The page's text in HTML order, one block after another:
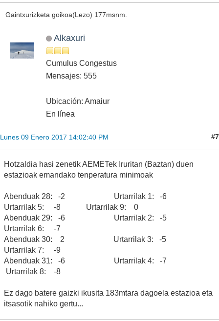
Gaintxurizketa goikoa(Lezo) 177msnm.
Alkaxuri
Cumulus Congestus
Mensajes: 555
Ubicación: Amaiur
En línea
Lunes 09 Enero 2017 14:02:40 PM #7
Hotzaldia hasi zenetik AEMETek Iruritan (Baztan) duen
estazioak emandako tenperatura minimoak
Abenduak 28: -2 Urtarrilak 1: -6
Urtarrilak 5: -8 Urtarrilak 9: 0
Abenduak 29: -6 Urtarrilak 2: -5
Urtarrilak 6: -7
Abenduak 30: 2 Urtarrilak 3: -5
Urtarrilak 7: -9
Abenduak 31: -6 Urtarrilak 4: -7
Urtarrilak 8: -8
Ez dago batere gaizki ikusita 183mtara dagoela estazioa eta
itsasotik nahiko gertu...